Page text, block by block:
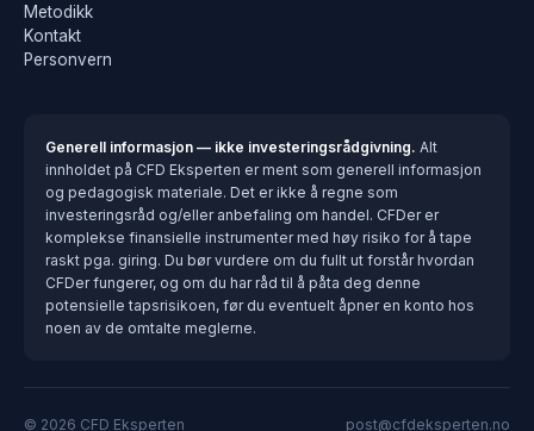
Metodikk
Kontakt
Personvern
Generell informasjon — ikke investeringsrådgivning. Alt
innholdet på CFD Eksperten er ment som generell informasjon
og pedagogisk materiale. Det er ikke å regne som
investeringsråd og/eller anbefaling om handel. CFDer er
komplekse finansielle instrumenter med høy risiko for å tape
raskt pga. giring. Du bør vurdere om du fullt ut forstår hvordan
CFDer fungerer, og om du har råd til å påta deg denne
potensielle tapsrisikoen, før du eventuelt åpner en konto hos
noen av de omtalte meglerne.
© 2026 CFD Eksperten post@cfdeksperten.no